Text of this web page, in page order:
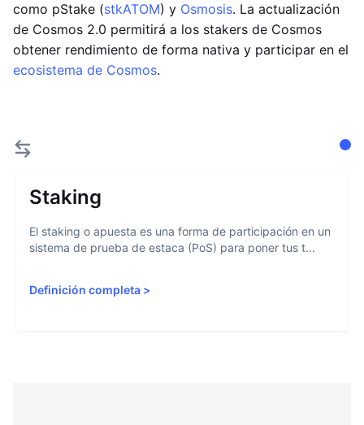
como pStake (stkATOM) y Osmosis. La actualización
de Cosmos 2.0 permitirá a los stakers de Cosmos
obtener rendimiento de forma nativa y participar en el
ecosistema de Cosmos.
Staking
El staking o apuesta es una forma de participación en un
sistema de prueba de estaca (PoS) para poner tus t...
Definición completa >